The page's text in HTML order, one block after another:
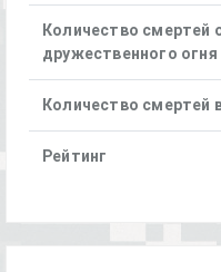
Количество смертей
дружественного огня
Количество смертей
Рейтинг